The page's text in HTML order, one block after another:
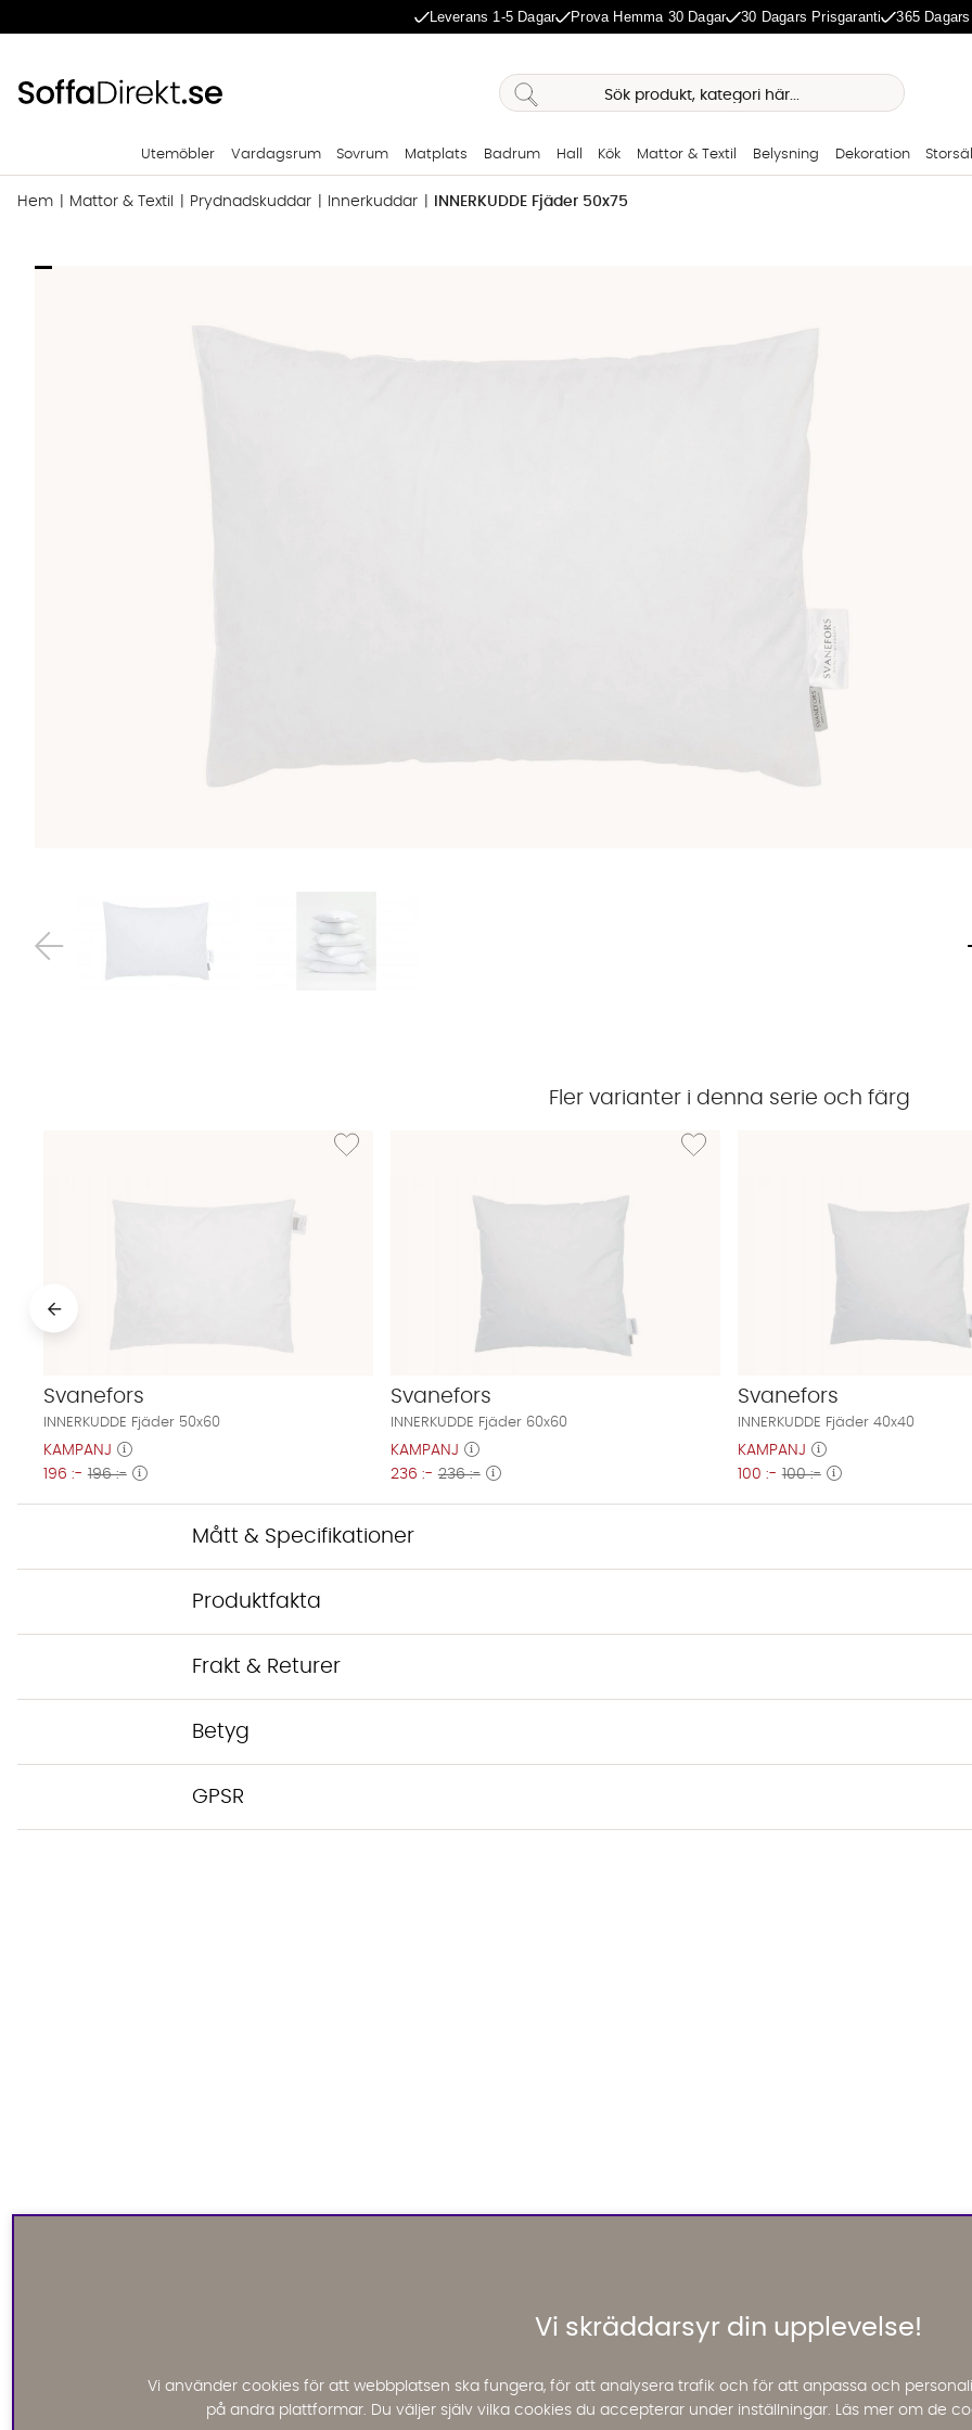
Leverans 1-5 Dagar Prova Hemma 30 Dagar 30 Dagars Prisgaranti 365
Utemöbler Vardagsrum Sovrum Matplats Badrum Hall Kök Mattor & Textil Belysning Dekoration
Hem Mattor & Textil Prydnadskuddar Innerkuddar INNERKUDDE Fjäder 50x75
Fler varianter i denna serie och färg
Lägg till i önskelista: INNERKUDDE Fjäder 50x60
Svanefors
INNERKUDDE Fjäder 50x60
KAMPANJ
196 :- 196 :-
Lägg till i önskelista: INNERKUDDE Fjäder 60x60
Svanefors
INNERKUDDE Fjäder 60x60
KAMPANJ
236 :- 236 :-
Svanefors
INNERKUDDE Fjäder 40x40
KAMPANJ
100 :- 100 :-
Mått & Specifikationer
Produktfakta
Frakt & Returer
Betyg
GPSR
Vi skräddarsyr din upplevelse!
Vi använder cookies för att webbplatsen ska fungera, för att analysera trafik och för att anpassa och
på andra plattformar. Du väljer själv vilka cookies du accepterar under inställningar. Läs mer om de